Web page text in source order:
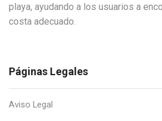
playa, ayudando a los usuarios a
costa adecuado.
Páginas Legales
Aviso Legal